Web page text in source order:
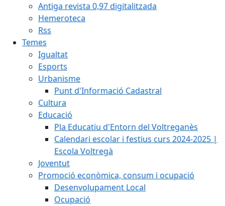
Antiga revista 0,97 digitalitzada
Hemeroteca
Rss
Temes
Igualtat
Esports
Urbanisme
Punt d'Informació Cadastral
Cultura
Educació
Pla Educatiu d'Entorn del Voltreganès
Calendari escolar i festius curs 2024-2025 |
Escola Voltregà
Joventut
Promoció econòmica, consum i ocupació
Desenvolupament Local
Ocupació